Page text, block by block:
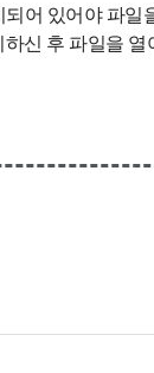
되어 있어야 파
하신 후 파일을